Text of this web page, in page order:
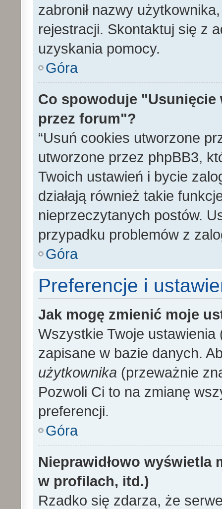
zabronił nazwy
rejestracji. Skontaktuj się z
uzyskania pomocy.
Góra
Co spowoduje
przez forum"?
“Usuń cookies utworzone
utworzone przez phpBB3,
Twoich ustawień i bycie
działają również takie
nieprzeczytanych postów.
przypadku problemów z
Góra
Preferencje i
Jak mogę zmienić moje
Wszystkie Twoje
zapisane w bazie danych.
użytkownika (przeważnie
Pozwoli Ci to na zmianę
preferencji.
Góra
Nieprawidłowo wyświetla
w profilach, itd.)
Rzadko się zdarza, że